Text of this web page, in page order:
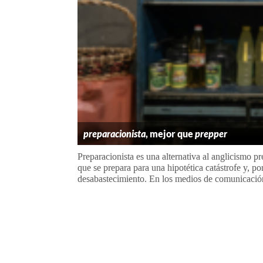
preparacionista, mejor queprepper
Preparacionista es una alternativa al anglicismo
que se prepara para una hipotética catástrofe y,
desabastecimiento. En los medios de